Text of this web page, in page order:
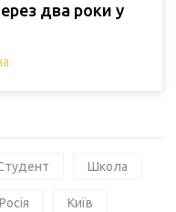
два роки у
Школа
Росія Київ